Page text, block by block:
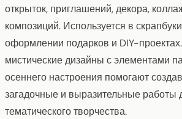
открыток, приглашений, декора,
композиций. Используется в
оформлении подарков и DIY-
мистические дизайны с элементами
осеннего настроения помогают
загадочные и выразительные работы
тематического творчества.